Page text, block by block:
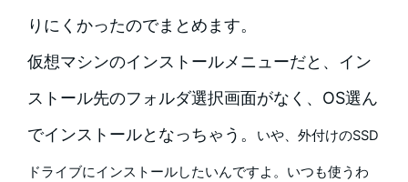
りにくかったのでまとめます。
仮想マシンのインストールメニューだと、イン
ストール先のフォルダ選択画面がなく、OS選ん
でインストールとなっちゃう。
いや、外付けのSSD
ドライブにインストールしたいんですよ。いつも使うわ